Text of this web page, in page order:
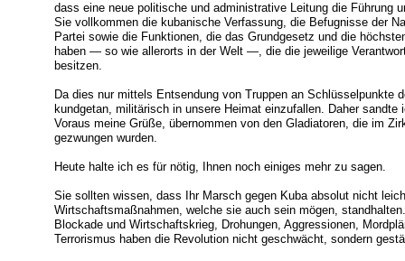
dass eine neue politische und administrative Leitung die Führung
Sie vollkommen die kubanische Verfassung, die Befugnisse der
Partei sowie die Funktionen, die das Grundgesetz und die
haben — so wie allerorts in der Welt —, die die jeweilige
besitzen.
Da dies nur mittels Entsendung von Truppen an Schlüsselpunkte
kundgetan, militärisch in unsere Heimat einzufallen. Daher
Voraus meine Grüße, übernommen von den Gladiatoren, die im
gezwungen wurden.
Heute halte ich es für nötig, Ihnen noch einiges mehr zu sagen.
Sie sollten wissen, dass Ihr Marsch gegen Kuba absolut nicht
Wirtschaftsmaßnahmen, welche sie auch sein mögen,
Blockade und Wirtschaftskrieg, Drohungen, Aggressionen,
Terrorismus haben die Revolution nicht geschwächt, sondern